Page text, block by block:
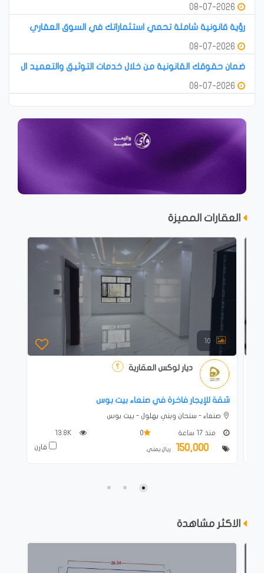
رؤية قانونية شاملة تحمي استثماراتك في السوق العقاري
ضمان حقوقك القانونية من خلال خدمات التوثيق والتعميد ال
العقارات المميزة
10
ديار لوكس العقارية
شقة للإيجار فاخرة في صنعاء بيت بوس
صنعاء - سنحان وبني بهلول - بيت بوس
منذ 17 ساعة 0
150,000 ريال يمني قارن
الاكثر مشاهدة